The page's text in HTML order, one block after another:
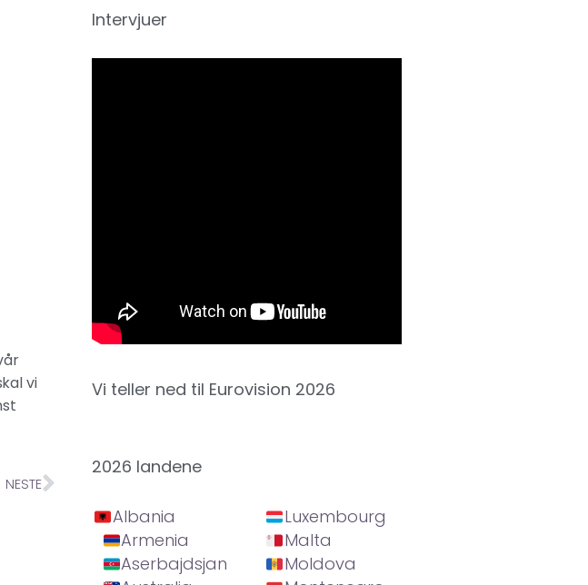
vi
NESTE
Intervjuer
Vi teller ned til Eurovision 2026
2026 landene
Albania
Armenia
Aserbajdsjan
Luxembourg
Malta
Moldova